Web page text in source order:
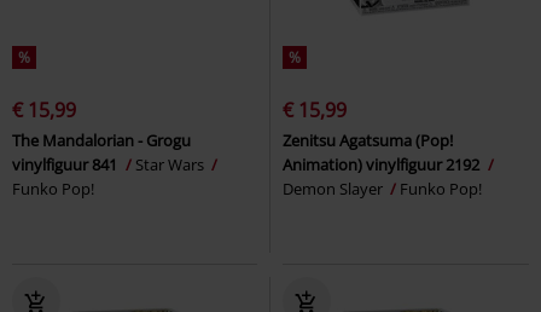
%
€ 15,99
The Mandalorian - Grogu
vinylfiguur 841
Star Wars
Funko Pop!
%
€ 15,99
Zenitsu Agatsuma (Pop!
Animation) vinylfiguur 2192
Demon Slayer
Funko Pop!